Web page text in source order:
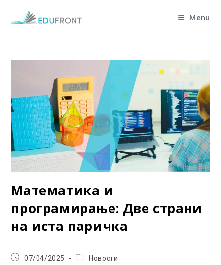
Menu
Математика и
програмирање: Две страни
на иста паричка
Post07/04/2025
PostНовости